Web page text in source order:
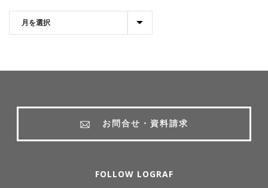
お問合せ・資料請求
FOLLOW LOGRAF